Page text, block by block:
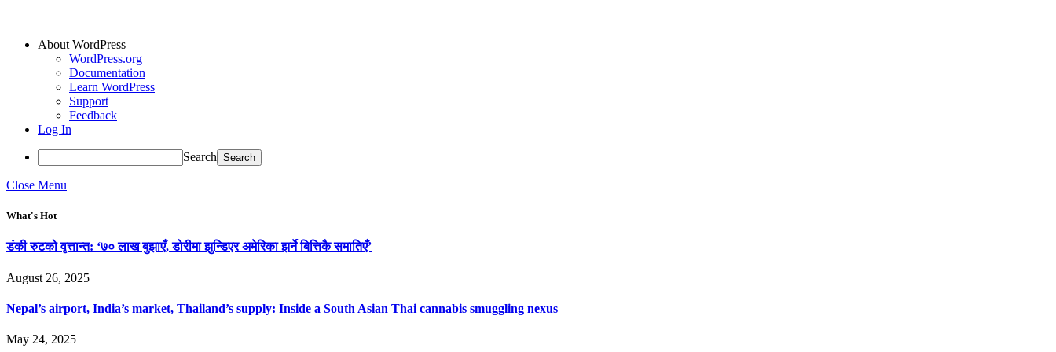
About WordPress
WordPress.org
Documentation
Learn WordPress
Support
Feedback
Log In
Search
Close Menu
What's Hot
डंकी रुटको वृत्तान्त: ‘७० लाख बुझाएँ, डोरीमा झुन्डिएर अमेरिका झर्ने बित्तिकै समातिएँ’
August 26, 2025
Nepal’s airport, India’s market, Thailand’s supply: Inside a South Asian Thai cannabis smuggling nexus
May 24, 2025